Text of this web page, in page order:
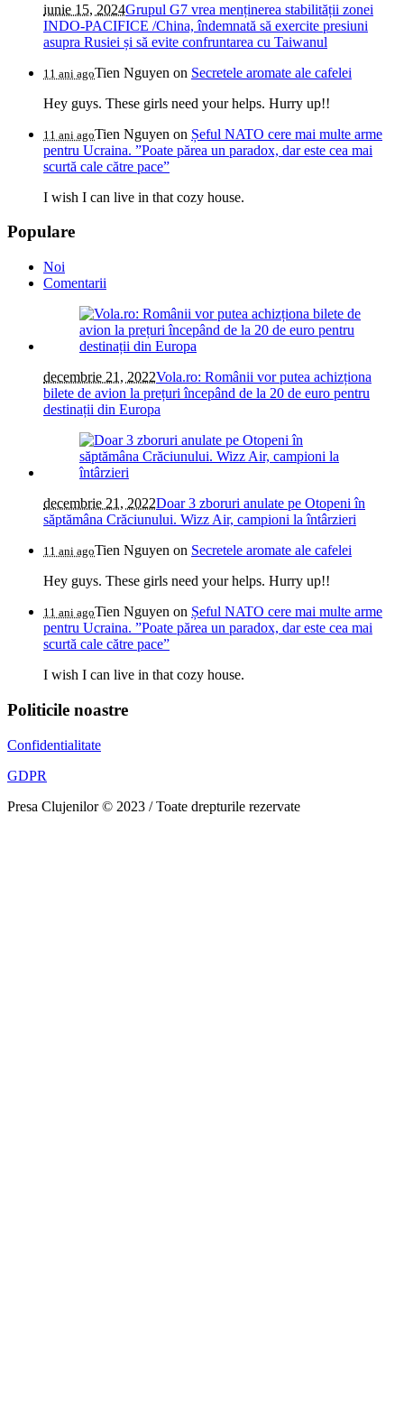
iunie 15, 2024Grupul G7 vrea menținerea stabilității zonei
INDO-PACIFICE /China, îndemnată să exercite presiuni
asupra Rusiei și să evite confruntarea cu Taiwanul
11 ani agoTien Nguyen on Secretele aromate ale cafelei
Hey guys. These girls need your helps. Hurry up!!
11 ani agoTien Nguyen on Șeful NATO cere mai multe arme
pentru Ucraina. ”Poate părea un paradox, dar este cea mai
scurtă cale către pace”
I wish I can live in that cozy house.
Populare
Noi
Comentarii
decembrie 21, 2022Vola.ro: Românii vor putea achizționa
bilete de avion la prețuri începând de la 20 de euro pentru
destinații din Europa
decembrie 21, 2022Doar 3 zboruri anulate pe Otopeni în
săptămâna Crăciunului. Wizz Air, campioni la întârzieri
11 ani agoTien Nguyen on Secretele aromate ale cafelei
Hey guys. These girls need your helps. Hurry up!!
11 ani agoTien Nguyen on Șeful NATO cere mai multe arme
pentru Ucraina. ”Poate părea un paradox, dar este cea mai
scurtă cale către pace”
I wish I can live in that cozy house.
Politicile noastre
Confidentialitate
GDPR
Presa Clujenilor © 2023 / Toate drepturile rezervate